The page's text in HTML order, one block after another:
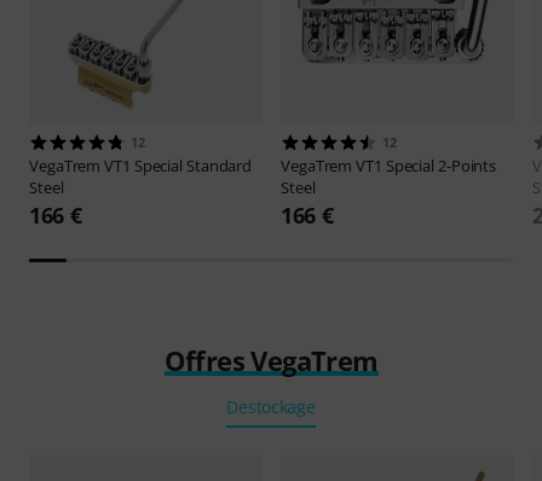
12
VegaTremVT1 Special Standard
Steel
166 €
12
VegaTremVT1 Special 2-Points
Steel
166 €
Offres VegaTrem
Destockage